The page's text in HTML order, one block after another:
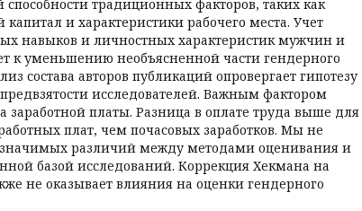
традиционных факторов, та­­ких как
капитал и характеристики рабочего места. Учет
навыков и личностных характеристик мужчин и
к уменьшению необъясненной части гендерного
состава авторов публикаций опровергает гипотезу
исследователей. Важным фактором
заработной платы. Разница в оплате труда выше для
плат, чем почасовых заработков. Мы не
различий между методами оценивания и
базой исследований. Коррекция Хекмана на
не оказывает влияния на оценки гендерного